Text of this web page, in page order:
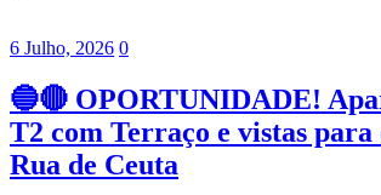
6 Julho, 2026 0
🔵🔴 OPORTUNIDADE!
T2 com Terraço e vistas para
Rua de Ceuta